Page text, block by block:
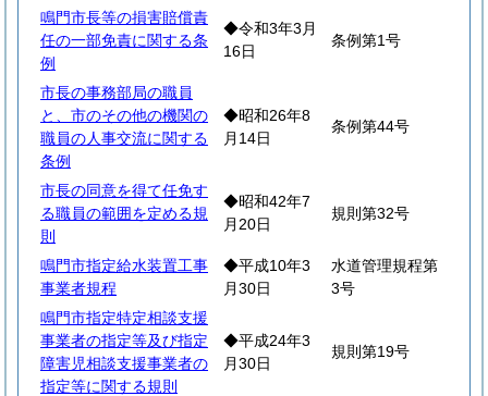
鳴門市長等の損害賠償責
任の一部免責に関する条
例
◆令和3年3月
16日
条例第1号
市長の事務部局の職員
と、市のその他の機関の
職員の人事交流に関する
条例
◆昭和26年8
月14日
条例第44号
市長の同意を得て任免す
る職員の範囲を定める規
則
◆昭和42年7
月20日
規則第32号
鳴門市指定給水装置工事
事業者規程
◆平成10年3
月30日
水道管理規程第
3号
鳴門市指定特定相談支援
事業者の指定等及び指定
障害児相談支援事業者の
指定等に関する規則
◆平成24年3
月30日
規則第19号